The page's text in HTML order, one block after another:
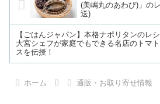
(美嶋丸のあわび)」の
送)
【ごはんジャパン】本格ナポリタンのレシ
大宮シェフが家庭でもできる名店のトマ
スを伝授！
ホーム 通販・お取り寄せ情報